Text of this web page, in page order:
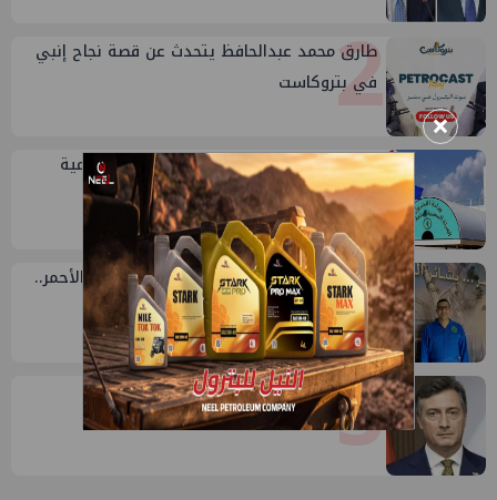
2
طارق محمد عبدالحافظ يتحدث عن قصة نجاح إنبي
في بتروكاست
3
خلال أيام: انطلاق ماراثون الجمعيات العمومية
لشركات قطاع البترول
4
محمد رضوان: من المتوسط للصعيد والبحر الأحمر..
18 عام من الاستكشاف
5
إيني تعين مديراً جديد لها في مصر
×